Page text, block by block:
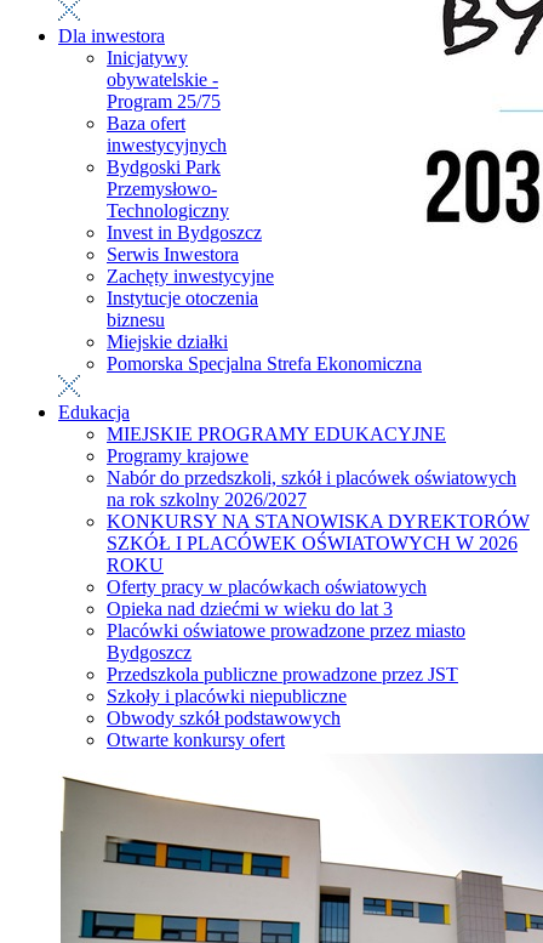
Dla inwestora
Inicjatywy
obywatelskie -
Program 25/75
Baza ofert
inwestycyjnych
Bydgoski Park
Przemysłowo-
Technologiczny
Invest in Bydgoszcz
Serwis Inwestora
Zachęty inwestycyjne
Instytucje otoczenia
biznesu
Miejskie działki
Pomorska Specjalna Strefa Ekonomiczna
Edukacja
MIEJSKIE PROGRAMY EDUKACYJNE
Programy krajowe
Nabór do przedszkoli, szkół i placówek oświatowych
na rok szkolny 2026/2027
KONKURSY NA STANOWISKA DYREKTORÓW
SZKÓŁ I PLACÓWEK OŚWIATOWYCH W 2026
ROKU
Oferty pracy w placówkach oświatowych
Opieka nad dziećmi w wieku do lat 3
Placówki oświatowe prowadzone przez miasto
Bydgoszcz
Przedszkola publiczne prowadzone przez JST
Szkoły i placówki niepubliczne
Obwody szkół podstawowych
Otwarte konkursy ofert